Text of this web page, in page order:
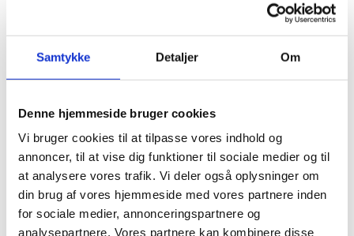
Samtykke Detaljer Om
Denne hjemmeside bruger cookies
Vi bruger cookies til at tilpasse vores indhold og
annoncer, til at vise dig funktioner til sociale medier og til
at analysere vores trafik. Vi deler også oplysninger om
din brug af vores hjemmeside med vores partnere inden
for sociale medier, annonceringspartnere og
analysepartnere. Vores partnere kan kombinere disse
Kom med morgenhår og tag din nabo eller bedste ven under
Husk din yogamåtte.
Hvis det er dårligt vejr, er vi indendørs på Villa Strand eller
Hornbækhus.
Info
Tilmelding